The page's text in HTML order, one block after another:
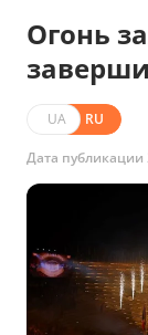
Огонь
UA RU
Дата публикации